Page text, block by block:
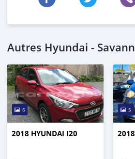
Autres Hyundai -
6
2018 HYUNDAI I20
5